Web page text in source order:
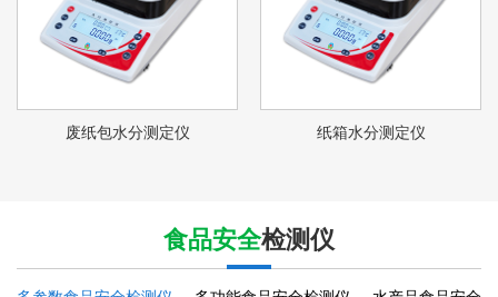
废纸包水分测定仪 纸箱水分测定仪
食品安全检测仪